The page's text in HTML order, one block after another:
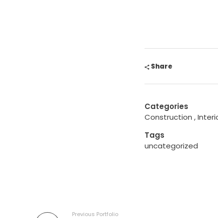
Share
Categories
Construction
Tags
uncategorized
Previous Portfolio